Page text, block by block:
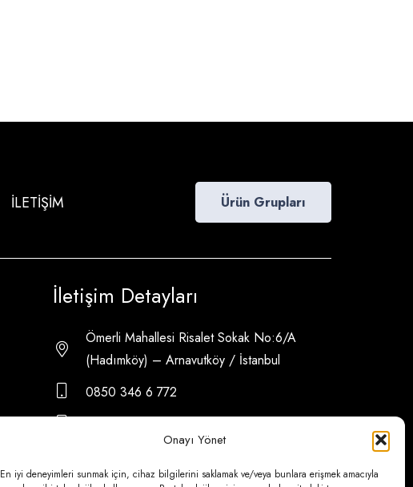
Onayı Yönet
En iyi deneyimleri sunmak için, cihaz bilgilerini saklamak ve/veya bunlara erişmek amacıyla
İLETİŞİM Ürün Grupları
İletişim Detayları
Ömerli Mahallesi Risalet Sokak No:6/A
(Hadımköy) – Arnavutköy / İstanbul
0850 346 6 772